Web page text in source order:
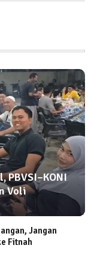
PBVSI–KONI
Voli
Jangan
Fitnah